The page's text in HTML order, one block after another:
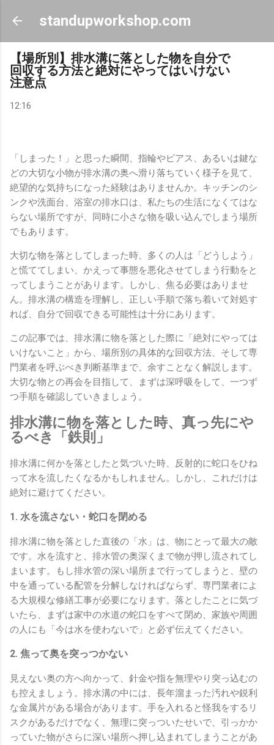
スキップしてメイン コンテンツに移動
standupworkshop.com
【場所別】排水溝に落とした物を自分で
回収する方法と絶対にやってはいけない
注意点
12:16
「しまった！」と思った瞬間、指輪やピアス、あるいは鍵な
どの大切な小物が排水溝の奥へ滑り落ちていく様子を見て、
絶望的な気持ちになった経験はありませんか。キッチンのシ
ンクや洗面台、浴室の排水口は、私たちの生活になくてはな
らない場所ですが、同時に小さな物を吸い込んでしまう場所
でもあります。
大切な物を落としてしまった時、多くの人は「どうしよう」
と慌ててしまい、かえって事態を悪化させてしまう行動をと
ってしまうことがあります。しかし、焦る必要はありませ
ん。排水溝の構造を理解し、正しい手順で落ち着いて対処す
れば、自分で回収できる可能性は十分にあります。
この記事では、排水溝に物を落とした際に「絶対にやっては
いけないこと」から、場所別の具体的な回収方法、そして専
門業者を呼ぶべき判断基準まで、余すことなく解説します。
大切な物との再会を目指して、まずは深呼吸をして、一つず
つ手順を確認していきましょう。
排水溝に物を落とした時、真っ先にや
るべき「鉄則」
排水溝に何かを落としたと気づいた時、反射的に蛇口をひね
って水を流したくなるかもしれません。しかし、これだけは
絶対に避けてください。
1. 水を流さない・蛇口を閉める
排水溝に物を落とした直後の「水」は、物にとって最大の敵
です。水を流すと、排水管の奥深くまで物が押し流されてし
まいます。もし排水管の深い場所まで行ってしまうと、壁の
中を通っている配管を分解しなければならず、専門業者によ
る大規模な修繕工事が必要になります。落としたことに気づ
いたら、まずは家中の水道の蛇口をすべて閉め、家族や周囲
の人にも「今は水を使わないで」と必ず伝えてください。
2. 焦って奥を突っつかない
見えない奥の方へ向かって、針金や指を無理やり突っ込むの
も控えましょう。排水溝の中には、長年溜まった汚れや鋭利
な金属片がある場合があります。手を入れると怪我をするリ
スクがあるだけでなく、無理に突っついたせいで、引っかか
っていた物がさらに深い場所へ押し込まれてしまうことがあ